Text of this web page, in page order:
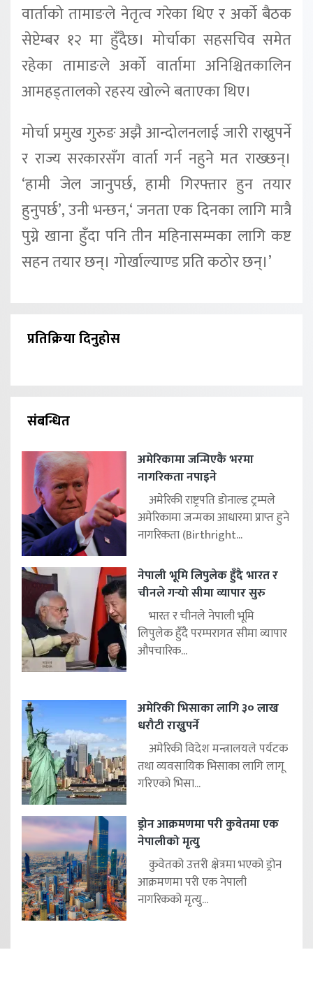
वार्ताको तामाङले नेतृत्व गरेका थिए र अर्को बैठक
सेप्टेम्बर १२ मा हुँदैछ। मोर्चाका सहसचिव समेत
रहेका तामाङले अर्को वार्तामा अनिश्चितकालिन
आमहड्तालको रहस्य खोल्ने बताएका थिए।
मोर्चा प्रमुख गुरुङ अझै आन्दोलनलाई जारी राख्नुपर्ने
र राज्य सरकारसँग वार्ता गर्न नहुने मत राख्छन्।
‘हामी जेल जानुपर्छ, हामी गिरफ्तार हुन तयार
हुनुपर्छ’, उनी भन्छन,‘ जनता एक दिनका लागि मात्रै
पुग्ने खाना हुँदा पनि तीन महिनासम्मका लागि कष्ट
सहन तयार छन्। गोर्खाल्याण्ड प्रति कठोर छन्।’
प्रतिक्रिया दिनुहोस
संबन्धित
अमेरिकामा जन्मिएकै भरमा
नागरिकता नपाइने
अमेरिकी राष्ट्रपति डोनाल्ड ट्रम्पले
अमेरिकामा जन्मका आधारमा प्राप्त हुने
नागरिकता (Birthright...
नेपाली भूमि लिपुलेक हुँदै भारत र
चीनले गर्‍यो सीमा व्यापार सुरु
भारत र चीनले नेपाली भूमि
लिपुलेक हुँदै परम्परागत सीमा व्यापार
औपचारिक...
अमेरिकी भिसाका लागि ३० लाख
धरौटी राख्नुपर्ने
अमेरिकी विदेश मन्त्रालयले पर्यटक
तथा व्यवसायिक भिसाका लागि लागू
गरिएको भिसा...
ड्रोन आक्रमणमा परी कुवेतमा एक
नेपालीको मृत्यु
कुवेतको उत्तरी क्षेत्रमा भएको ड्रोन
आक्रमणमा परी एक नेपाली
नागरिकको मृत्यु...